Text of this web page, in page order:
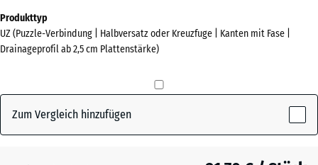
Farben?
Farbpalette
(active)
Produkttyp
UZ (Puzzle-Verbindung | Halbversatz oder Kreuzfuge | Kanten mit Fase |
Drainageprofil ab 2,5 cm Plattenstärke)
Zum Vergleich hinzufügen